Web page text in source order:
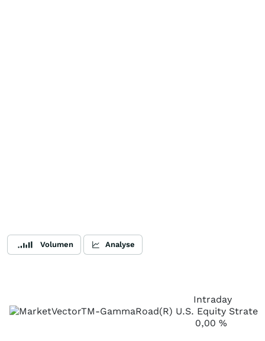
Volumen Analyse
Intraday
0,00 %